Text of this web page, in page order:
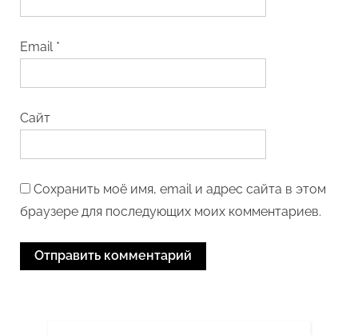
Email *
Сайт
Сохранить моё имя, email и адрес сайта в этом
браузере для последующих моих комментариев.